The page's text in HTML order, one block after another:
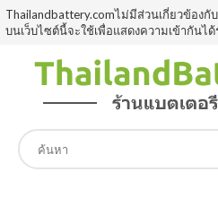
Thailandbattery.comไม่มีส่วนเกี่ยวข้อง
บนเว็บไซต์นี้จะใช้เพื่อแสดงความเข้ากัน